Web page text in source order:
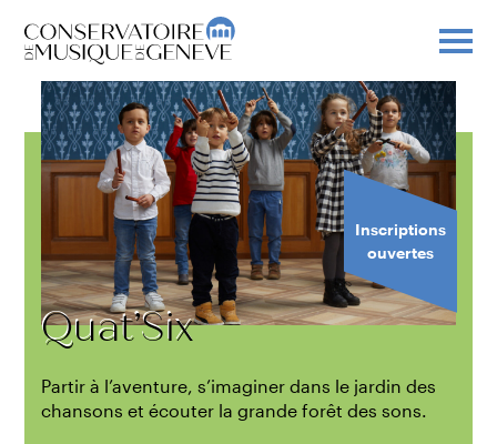
Inscriptions
ouvertes
Quat’Six
Partir à l’aventure, s’imaginer dans le jardin des
chansons et écouter la grande forêt des sons.